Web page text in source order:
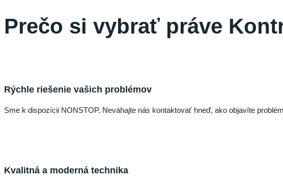
Prečo si vybrať práve
Rýchle riešenie vašich problémov
Sme k dispozícii NONSTOP. Neváhajte nás kontaktovať hneď, ako objavíte
Kvalitná a moderná technika